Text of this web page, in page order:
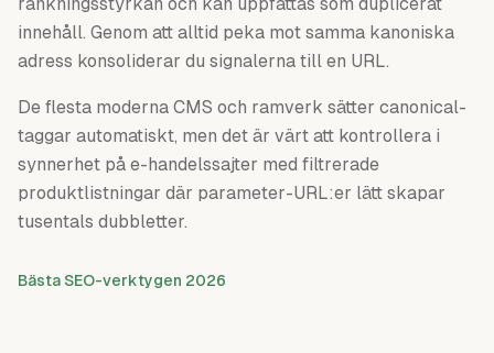
innehåll. Genom att alltid peka mot samma kanoniska
adress konsoliderar du signalerna till en URL.
De flesta moderna CMS och ramverk sätter canonical-
taggar automatiskt, men det är värt att kontrollera i
synnerhet på e-handelssajter med filtrerade
produktlistningar där parameter-URL:er lätt skapar
tusentals dubbletter.
Bästa SEO-verktygen 2026